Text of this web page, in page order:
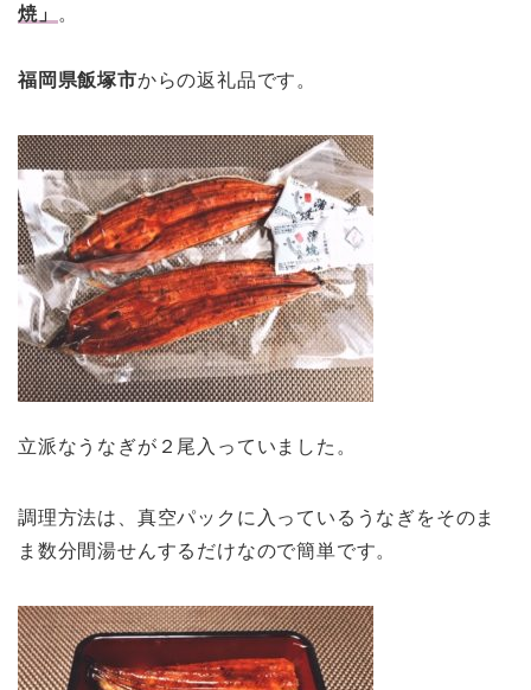
焼」
。
福岡県飯塚市からの返礼品です。
立派なうなぎが２尾入っていました。
調理方法は、真空パックに入っているうなぎをそのま
ま数分間湯せんするだけなので簡単です。